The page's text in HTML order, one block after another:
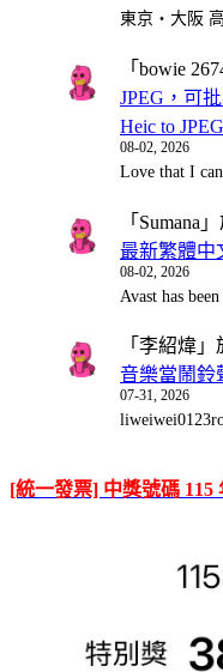
東京・大阪
「 bowie
JPEG，可
Heic to JPEG
08-02, 2026
Love that I
「 Sumana
最新繁體中
08-02, 2026
Avast has
「 李紹煒 」
音樂當鬧鈴
07-31, 2026
[統一發票] 中獎號碼 115